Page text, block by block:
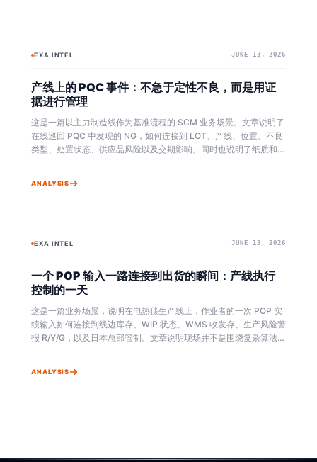
BAYESIAN
EXA INTEL JUNE 13, 2026
产线上的 PQC 事件：不急于定性不良，而是用证
据进行管理
这是一篇以主力制造线作为基准流程的 SCM 业务场景。文章说明了
在线巡回 PQC 中发现的 NG，如何连接到 LOT、产线、位置、不良
类型、处置状态、供应品风险以及交期影响。同时也说明了纸质和
ANALYSIS
BAYESIAN
EXA INTEL JUNE 13, 2026
一个 POP 输入一路连接到出货的瞬间：产线执行
控制的一天
这是一篇业务场景，说明在电热毯生产线上，作业者的一次 POP 实
绩输入如何连接到线边库存、WIP 状态、WMS 收发存、生产风险警
报 R/Y/G，以及日本总部管制。文章说明现场并不是围绕复杂算法使
ANALYSIS